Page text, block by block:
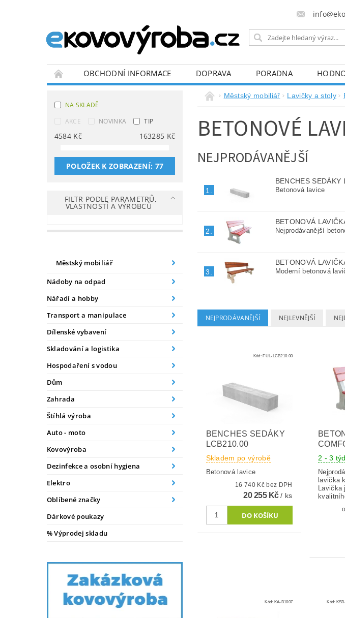
OBCHODNÍ INFORMACE DOPRAVA PORADNA
NA SKLADĚ
AKCE
NOVINKA TIP
4584 Kč 163285 Kč
POLOŽEK K ZOBRAZENÍ: 77
FILTR PODLE PARAMETRŮ,
VLASTNOSTÍ A VÝROBCŮ
Městský mobiliář
Nádoby na odpad
Nářadí a hobby
Transport a manipulace
Dílenské vybavení
Skladování a logistika
Hospodaření s vodou
Dům
Zahrada
Štíhlá výroba
Auto - moto
Kovovýroba
Dezinfekce a osobní hygiena
Elektro
Oblíbené značky
Dárkové poukazy
% Výprodej skladu
Městský mobiliář Lavičky a stoly
BETONOVÉ
NEJPRODÁVANĚJŠÍ
1.
BENCHES SEDÁKY
Betonová lavice
2.
BETONOVÁ
Nejprodávanější
3.
BETONOVÁ
Moderní betonová
NEJPRODÁVANĚJŠÍ NEJLEVNĚJŠÍ
Kód:FUL-LCB210.00
BENCHES SEDÁKY
LCB210.00
Skladem po výrobě
Betonová lavice
16 740 Kč bez DPH
20 255 Kč/ ks
2 - 3
lavička
Lavička
Kód: KA-B1007 Kód: